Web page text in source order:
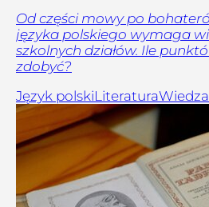
Od części mowy po
języka polskiego wymaga
szkolnych działów. Ile
zdobyć?
Język polskiLiteratura